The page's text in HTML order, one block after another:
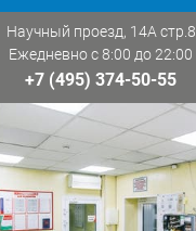
Научный проезд, 14А стр.8
Ежедневно с 8:00 до 22:00
+7 (495) 374-50-55